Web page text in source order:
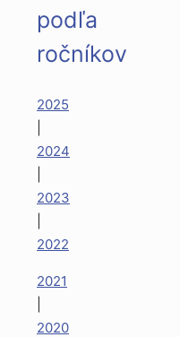
podľa
ročníkov
2025
2024
2023
2022
2021
2020